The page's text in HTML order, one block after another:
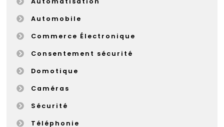
Automobile
Commerce Électronique
Consentement sécurité
Domotique
Caméras
Sécurité
Téléphonie